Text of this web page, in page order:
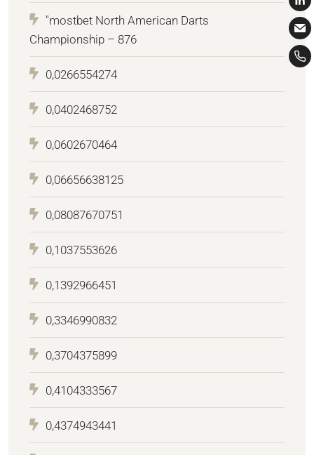
"mostbet North American Darts
Championship – 876
0,0266554274
0,0402468752
0,0602670464
0,06656638125
0,08087670751
0,1037553626
0,1392966451
0,3346990832
0,3704375899
0,4104333567
0,4374943441